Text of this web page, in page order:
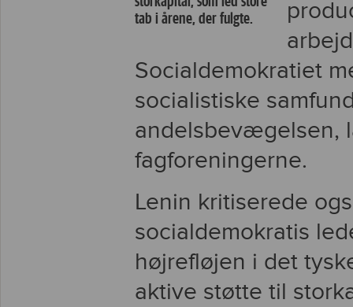
tab i årene, der fulgte.
Socialdemokratiet
socialistiske
andelsbevægelsen,
fagforeningerne.
Lenin kritiserede
socialdemokratis
højrefløjen i det
aktive støtte til